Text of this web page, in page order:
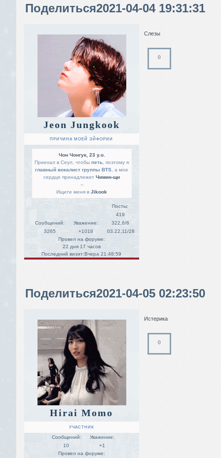
Поделиться2021-04-04 19:31:31
Jeon Jungkook
ПРИЧИНА МОЕЙ ЭЙФОРИИ
Чон Чонгук, 23 y.o.
Приехал в Сеул, чтобы петь , поэтому я
главный вокалист группы BTS , а мое
сердце принадлежит Чимин-щи
--
Ищите меня в Jikook
Сообщений:
3265
Уважение:
+1018
Посты:
419
322,6/6
03.22,11/28
Провел на форуме:
22 дня 17 часов
Последний визит:Вчера 21:48:59
Слезы
0
Поделиться2021-04-05 02:23:50
Hirai Momo
УЧАСТНИК
Сообщений:
10
Уважение:
+1
Провел на форуме:
Истерика
0